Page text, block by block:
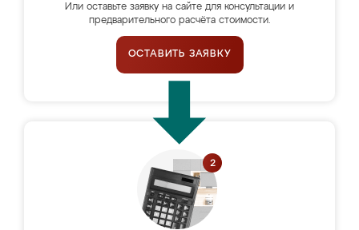
Или оставьте заявку на сайте для консультации и
предварительного расчёта стоимости.
ОСТАВИТЬ ЗАЯВКУ